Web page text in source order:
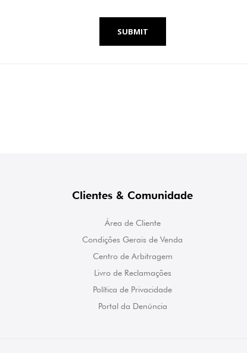
SUBMIT
Clientes & Comunidade
Área de Cliente
Condições Gerais de Venda
Centro de Arbitragem
Livro de Reclamações
Política de Privacidade
Portal da Denúncia